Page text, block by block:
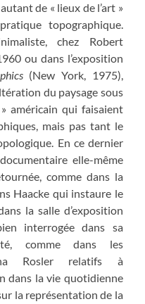
de « lieux de l’art »
topographique.
chez Robert
ou dans l’exposition
(New York, 1975),
du paysage sous
américain qui faisaient
mais pas tant le
En ce dernier
elle-même
comme dans la
Haacke qui instaure le
la salle d’exposition
interrogée dans sa
comme dans les
Rosler relatifs à
dans la vie quotidienne
la représentation de la